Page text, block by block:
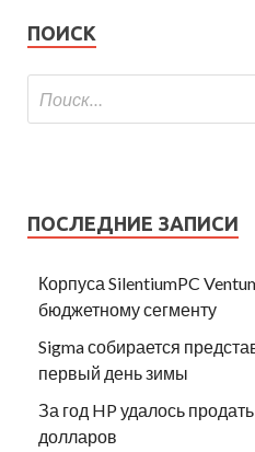
ПОИСК
ПОСЛЕДНИЕ ЗАПИСИ
Корпуса SilentiumPC
бюджетному сегменту
Sigma собирается
первый день зимы
За год HP удалось
долларов